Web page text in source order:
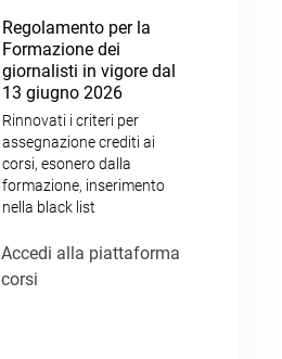
Regolamento per la
Formazione dei
giornalisti in vigore dal
13 giugno 2026
Rinnovati i criteri per
assegnazione crediti ai
corsi, esonero dalla
formazione, inserimento
nella black list
Accedi alla piattaforma
corsi